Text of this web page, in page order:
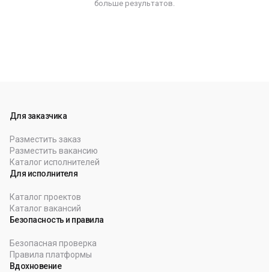
больше результатов.
Для заказчика
Разместить заказ
Разместить вакансию
Каталог исполнителей
Для исполнителя
Каталог проектов
Каталог вакансий
Безопасность и правила
Безопасная проверка
Правила платформы
Вдохновение